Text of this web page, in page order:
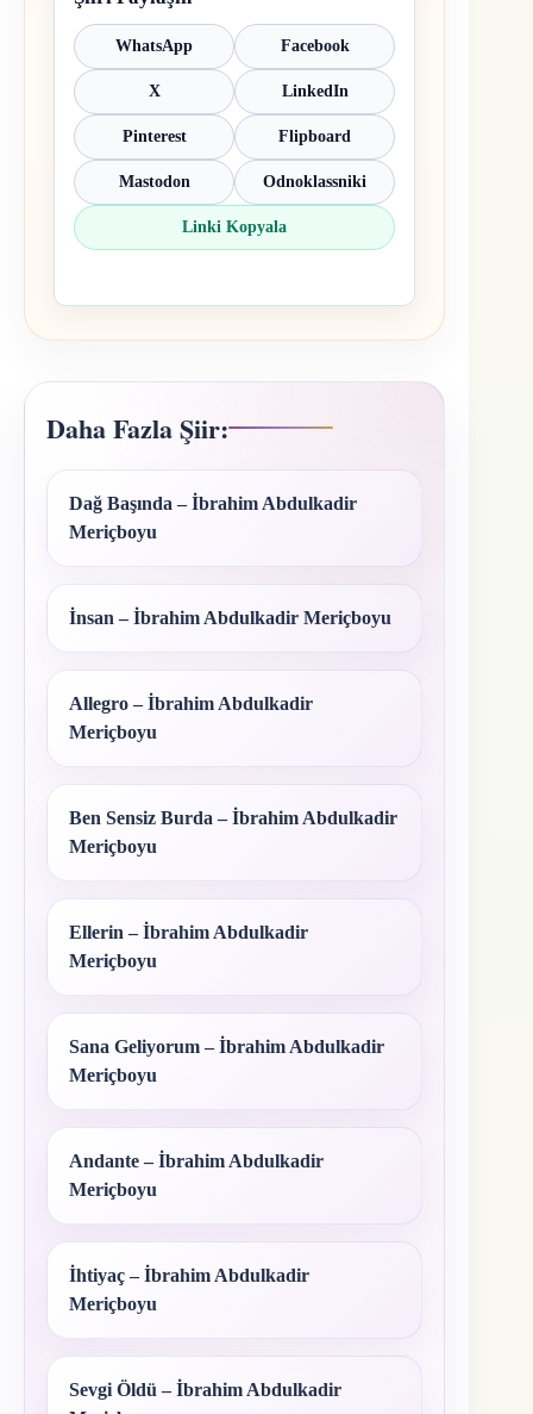
WhatsApp Facebook
X LinkedIn
Pinterest Flipboard
Mastodon Odnoklassniki
Linki Kopyala
Daha Fazla Şiir:
Dağ Başında – İbrahim Abdulkadir
Meriçboyu
İnsan – İbrahim Abdulkadir Meriçboyu
Allegro – İbrahim Abdulkadir
Meriçboyu
Ben Sensiz Burda – İbrahim Abdulkadir
Meriçboyu
Ellerin – İbrahim Abdulkadir
Meriçboyu
Sana Geliyorum – İbrahim Abdulkadir
Meriçboyu
Andante – İbrahim Abdulkadir
Meriçboyu
İhtiyaç – İbrahim Abdulkadir
Meriçboyu
Sevgi Öldü – İbrahim Abdulkadir